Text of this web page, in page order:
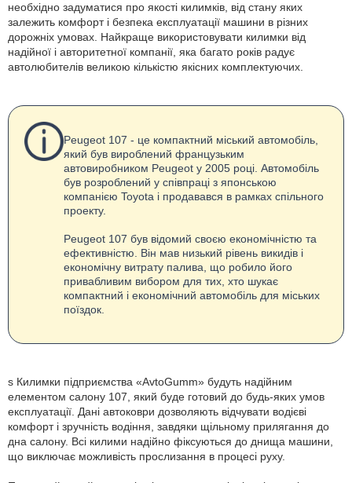
необхідно задуматися про якості килимків, від стану яких
залежить комфорт і безпека експлуатації машини в різних
дорожніх умовах. Найкраще використовувати килимки від
надійної і авторитетної компанії, яка багато років радує
автолюбителів великою кількістю якісних комплектуючих.
Peugeot 107 - це компактний міський автомобіль,
який був вироблений французьким
автовиробником Peugeot у 2005 році. Автомобіль
був розроблений у співпраці з японською
компанією Toyota і продавався в рамках спільного
проекту.
Peugeot 107 був відомий своєю економічністю та
ефективністю. Він мав низький рівень викидів і
економічну витрату палива, що робило його
привабливим вибором для тих, хто шукає
компактний і економічний автомобіль для міських
поїздок.
s Килимки підприємства «AvtoGumm» будуть надійним
елементом салону 107, який буде готовий до будь-яких умов
експлуатації. Дані автоковри дозволяють відчувати водієві
комфорт і зручність водіння, завдяки щільному прилягання до
дна салону. Всі килими надійно фіксуються до днища машини,
що виключає можливість прослизання в процесі руху.